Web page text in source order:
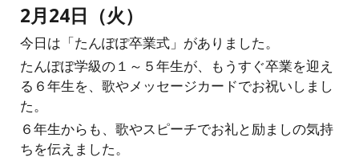
2月24日（火）
今日は「たんぽぽ卒業式」がありました。
たんぽぽ学級の１～５年生が、もうすぐ卒業を迎え
る６年生を、歌やメッセージカードでお祝いしまし
た。
６年生からも、歌やスピーチでお礼と励ましの気持
ちを伝えました。